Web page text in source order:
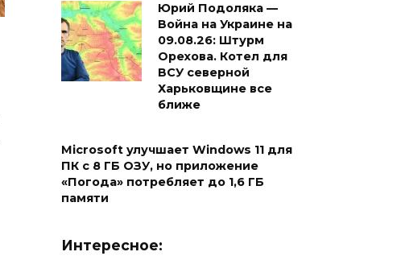
Юрий Подоляка —
Война на Украине на
09.08.26: Штурм
Орехова. Котел для
ВСУ северной
Харьковщине все
ближе
Microsoft улучшает Windows 11 для
ПК с 8 ГБ ОЗУ, но приложение
«Погода» потребляет до 1,6 ГБ
памяти
Интересное: